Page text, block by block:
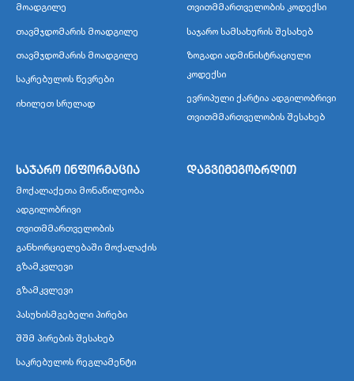
მოადგილე
თავმჯდომარის მოადგილე
თავმჯდომარის მოადგილე
საკრებულოს წევრები
იხილეთ სრულად
თვითმმართველობის კოდექსი
საჯარო სამსახურის შესახებ
ზოგადი ადმინისტრაციული
კოდექსი
ევროპული ქარტია ადგილობრივი
თვითმმართველობის შესახებ
საჯარო ინფორმაცია
მოქალაქეთა მონაწილეობა
ადგილობრივი
თვითმმართველობის
განხორციელებაში მოქალაქის
გზამკვლევი
გზამკვლევი
პასუხისმგებელი პირები
შშმ პირების შესახებ
საკრებულოს რეგლამენტი
დაგვიმეგობრდით